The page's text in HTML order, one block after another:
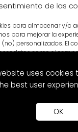
de las
para almacenar y/o
para mejorar la
personalizados. El
datos como el
No consentir o retirar el
a ciertas
uses cookies
best user
OK